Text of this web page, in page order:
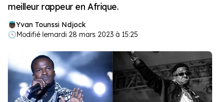
meilleur rappeur en Afrique.
Yvan Tounssi Ndjock
🕓Modifié lemardi 28 mars 2023 à 15:25